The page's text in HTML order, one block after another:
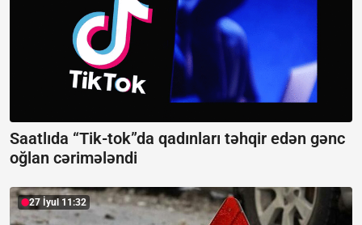
Saatlıda “Tik-tok”da qadınları təhqir edən gənc
oğlan cərimələndi
27 İyul 11:32